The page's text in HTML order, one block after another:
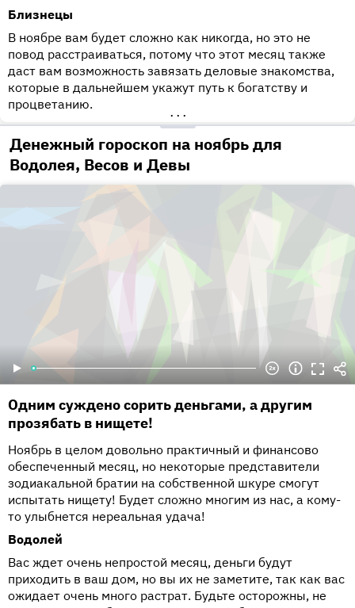
Близнецы
В ноябре вам будет сложно как никогда, но это не
повод расстраиваться, потому что этот месяц также
даст вам возможность завязать деловые знакомства,
которые в дальнейшем укажут путь к богатству и
процветанию.
•••
Денежный гороскоп на ноябрь для
Водолея, Весов и Девы
Одним суждено сорить деньгами, а другим
прозябать в нищете!
Ноябрь в целом довольно практичный и финансово
обеспеченный месяц, но некоторые представители
зодиакальной братии на собственной шкуре смогут
испытать нищету! Будет сложно многим из нас, а кому-
то улыбнется нереальная удача!
Водолей
Вас ждет очень непростой месяц, деньги будут
приходить в ваш дом, но вы их не заметите, так как вас
ожидает очень много растрат. Будьте осторожны, не